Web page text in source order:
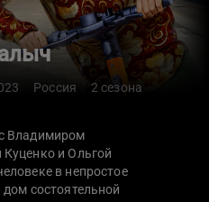
Россия 2 сезона
Владимиром
и Ольгой
в непростое
состоятельной